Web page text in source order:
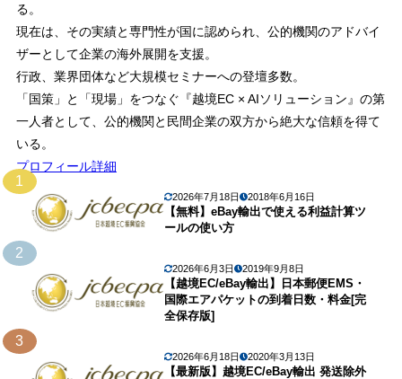
る。
現在は、その実績と専門性が国に認められ、公的機関のアドバイ
ザーとして企業の海外展開を支援。
行政、業界団体など大規模セミナーへの登壇多数。
「国策」と「現場」をつなぐ『越境EC × AIソリューション』の第
一人者として、公的機関と民間企業の双方から絶大な信頼を得て
いる。
プロフィール詳細
1
2026年7月18日 2018年6月16日
【無料】eBay輸出で使える利益計算ツ
ールの使い方
2
2026年6月3日 2019年9月8日
【越境EC/eBay輸出】日本郵便EMS・
国際エアパケットの到着日数・料金[完
全保存版]
3
2026年6月18日 2020年3月13日
【最新版】越境EC/eBay輸出 発送除外